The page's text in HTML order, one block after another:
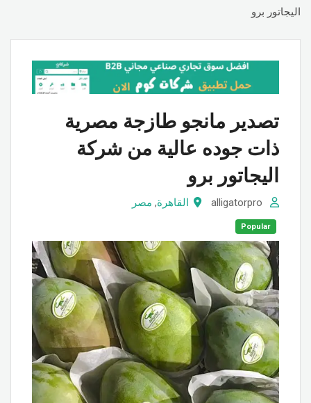
اليجاتور برو
تصدير مانجو طازجة مصرية
ذات جوده عالية من شركة
اليجاتور برو
القاهرة, مصر
Popular